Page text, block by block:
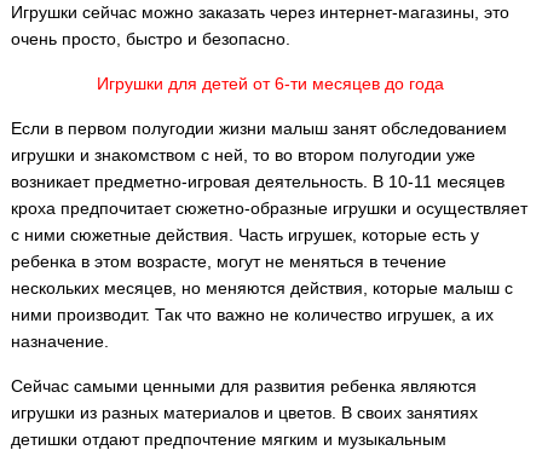
Игрушки сейчас можно заказать через интернет-магазины, это
очень просто, быстро и безопасно.
Игрушки для детей от 6-ти месяцев до года
Если в первом полугодии жизни малыш занят обследованием
игрушки и знакомством с ней, то во втором полугодии уже
возникает предметно-игровая деятельность. В 10-11 месяцев
кроха предпочитает сюжетно-образные игрушки и осуществляет
с ними сюжетные действия. Часть игрушек, которые есть у
ребенка в этом возрасте, могут не меняться в течение
нескольких месяцев, но меняются действия, которые малыш с
ними производит. Так что важно не количество игрушек, а их
назначение.
Сейчас самыми ценными для развития ребенка являются
игрушки из разных материалов и цветов. В своих занятиях
детишки отдают предпочтение мягким и музыкальным